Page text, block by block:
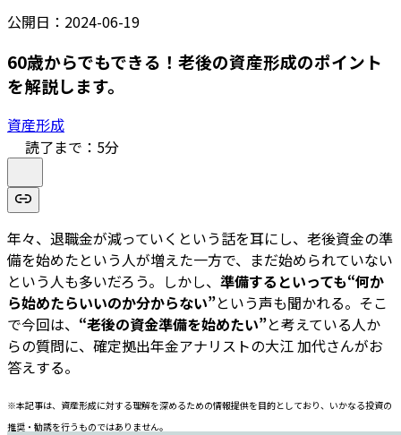
公開日： 2024-06-19
60歳からでもできる！老後の資産形成のポイント
を解説します。
資産形成
読了まで： 5分
年々、退職金が減っていくという話を耳にし、老後資金の準
備を始めたという人が増えた一方で、まだ始められていない
という人も多いだろう。しかし、 準備するといっても“何か
ら始めたらいいのか分からない”という声も聞かれる。そこ
で今回は、 “老後の資金準備を始めたい”と考えている人か
らの質問に、確定拠出年金アナリストの大江 加代さんがお
答えする。
※本記事は、資産形成に対する理解を深めるための情報提供を目的としており、いかなる投資の
推奨・勧誘を行うものではありません。